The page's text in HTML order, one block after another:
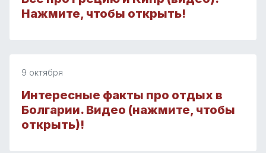
Нажмите, чтобы открыть!
9 октября
Интересные факты про отдых в
Болгарии. Видео (нажмите, чтобы
открыть)!